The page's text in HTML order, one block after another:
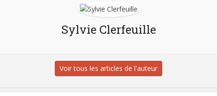
Sylvie Clerfeuille
Voir tous les articles de l'auteur